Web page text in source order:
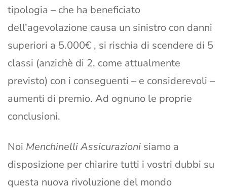
tipologia – che ha beneficiato
dell’agevolazione causa un sinistro con danni
superiori a 5.000€ , si rischia di scendere di 5
classi (anzichè di 2, come attualmente
previsto) con i conseguenti – e considerevoli –
aumenti di premio. Ad ognuno le proprie
conclusioni.
Noi Menchinelli Assicurazioni siamo a
disposizione per chiarire tutti i vostri dubbi su
questa nuova rivoluzione del mondo